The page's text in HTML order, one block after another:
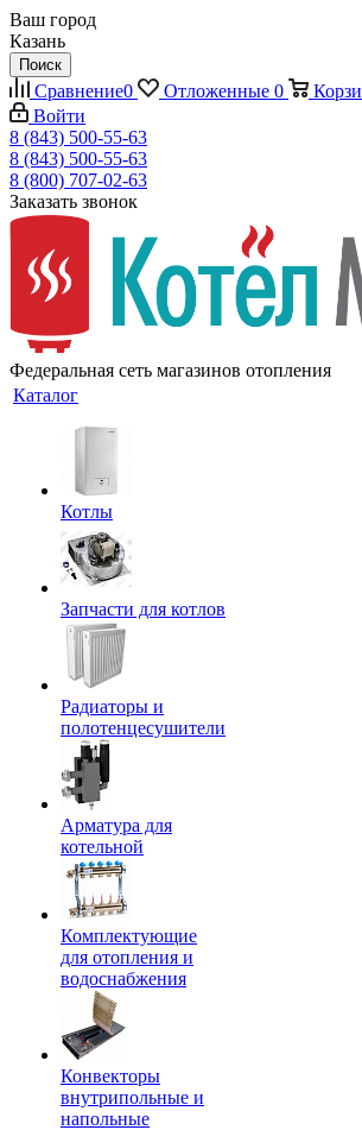
Ваш город
Казань
Поиск
Сравнение0 Отложенные 0
Войти
8 (843) 500-55-63
8 (843) 500-55-63
8 (800) 707-02-63
Заказать звонок
Федеральная сеть магазинов отопления
Каталог
Котлы
Запчасти для котлов
Радиаторы и
полотенцесушители
Арматура для
котельной
Комплектующие
для отопления и
водоснабжения
Конвекторы
внутрипольные и
напольные